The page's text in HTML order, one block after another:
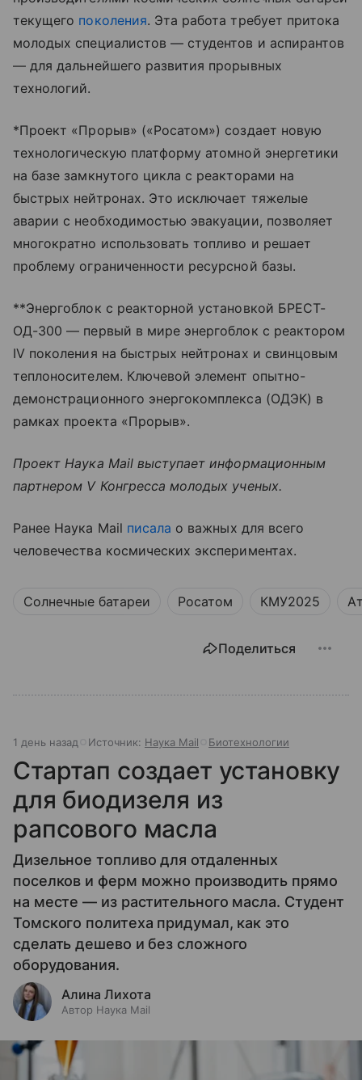
текущего поколения. Эта работа требует притока
молодых специалистов — студентов и аспирантов
— для дальнейшего развития прорывных
технологий.
*Проект «Прорыв» («Росатом») создает новую
технологическую платформу атомной энергетики
на базе замкнутого цикла с реакторами на
быстрых нейтронах. Это исключает тяжелые
аварии с необходимостью эвакуации, позволяет
многократно использовать топливо и решает
проблему ограниченности ресурсной базы.
**Энергоблок с реакторной установкой БРЕСТ-
ОД-300 — первый в мире энергоблок с реактором
IV поколения на быстрых нейтронах и свинцовым
теплоносителем. Ключевой элемент опытно-
демонстрационного энергокомплекса (ОДЭК) в
рамках проекта «Прорыв».
Проект Наука Mail выступает информационным
партнером V Конгресса молодых ученых.
Ранее Наука Mail писала о важных для всего
человечества космических экспериментах.
Солнечные батареи Росатом КМУ2025
Поделиться
1 день назад Источник: Наука Mail Биотехнологии
Стартап создает установку
для биодизеля из
рапсового масла
Дизельное топливо для отдаленных
поселков и ферм можно производить прямо
на месте — из растительного масла. Студент
Томского политеха придумал, как это
сделать дешево и без сложного
оборудования.
Алина Лихота
Автор Наука Mail